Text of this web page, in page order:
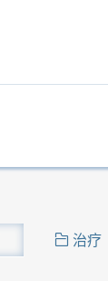
治疗